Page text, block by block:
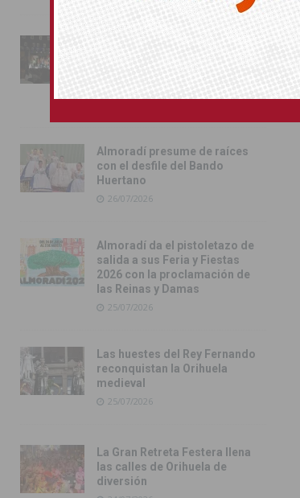
Pilar de la Horadada
conmemora con emoción el
40º aniversario de su
independencia como municipio
Almoradí presume de raíces
con el desfile del Bando
Huertano
26/07/2026
Almoradí da el pistoletazo de
salida a sus Feria y Fiestas
2026 con la proclamación de
las Reinas y Damas
25/07/2026
Las huestes del Rey Fernando
reconquistan la Orihuela
medieval
25/07/2026
La Gran Retreta Festera llena
las calles de Orihuela de
diversión